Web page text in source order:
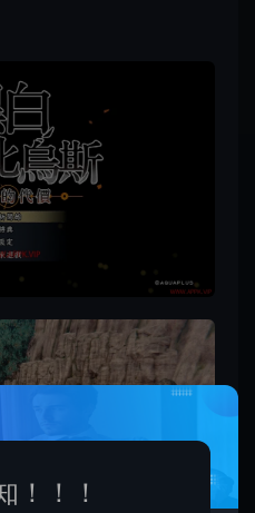
！！！